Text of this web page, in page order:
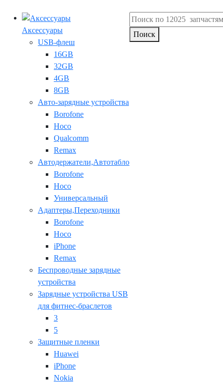
Аксессуары
USB-флеш
16GB
32GB
4GB
8GB
Авто-зарядные устройства
Borofone
Hoco
Qualcomm
Remax
Автодержатели,Автотабло
Borofone
Hoco
Универсальный
Адаптеры,Переходники
Borofone
Hoco
iPhone
Remax
Беспроводные зарядные
устройства
Зарядные устройства USB
для фитнес-браслетов
3
5
Защитные пленки
Huawei
iPhone
Nokia
Поиск